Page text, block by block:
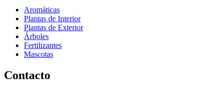
Aromáticas
Plantas de Interior
Plantas de Exterior
Árboles
Fertilizantes
Mascotas
Contacto